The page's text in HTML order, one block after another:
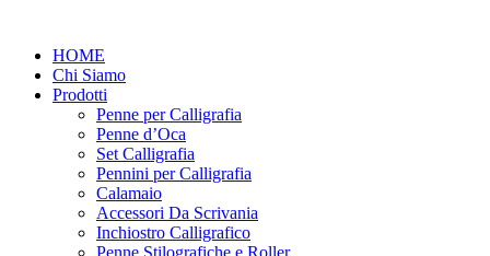
contenutoHOME
Chi Siamo
Prodotti
Penne per Calligrafia
Penne d’Oca
Set Calligrafia
Pennini per Calligrafia
Calamaio
Accessori Da Scrivania
Inchiostro Calligrafico
Penne Stilografiche e Roller